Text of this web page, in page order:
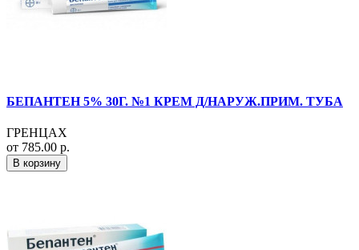
БЕПАНТЕН 5% 30Г. №1 КРЕМ Д/НАРУЖ.ПРИМ. ТУБА
ГРЕНЦАХ
от 785.00 р.
В корзину